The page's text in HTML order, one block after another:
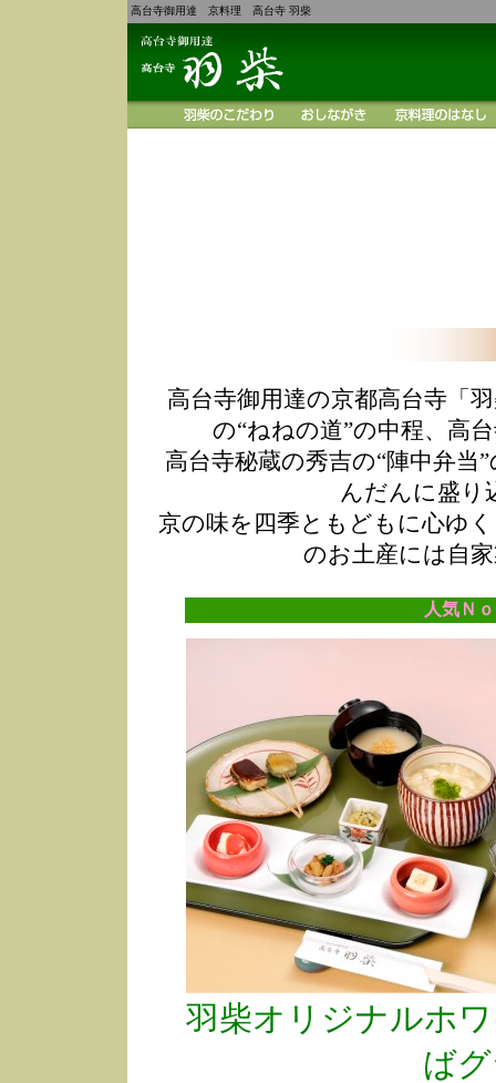
高台寺御用達 京料理 高台寺 羽柴
高台寺御用達の京都高台寺「
の“ねねの道”の中程、高
高台寺秘蔵の秀吉の“陣中弁
んだんに盛り
京の味を四季ともどもに心ゆ
のお土産には自
人気Ｎ
羽柴オリジナルホ
ば